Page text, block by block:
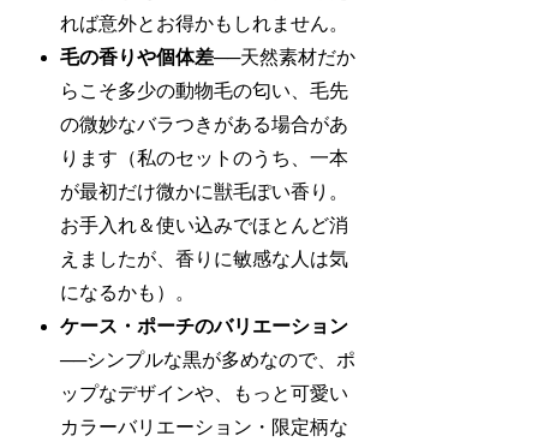
れば意外とお得かもしれません。
毛の香りや個体差──天然素材だか
らこそ多少の動物毛の匂い、毛先
の微妙なバラつきがある場合があ
ります（私のセットのうち、一本
が最初だけ微かに獣毛ぽい香り。
お手入れ＆使い込みでほとんど消
えましたが、香りに敏感な人は気
になるかも）。
ケース・ポーチのバリエーション
──シンプルな黒が多めなので、ポ
ップなデザインや、もっと可愛い
カラーバリエーション・限定柄な